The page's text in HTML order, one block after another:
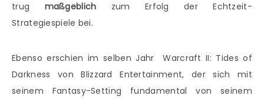
trug maßgeblich zum Erfolg der Echtzeit-
Strategiespiele bei.
Ebenso erschien im selben Jahr Warcraft II: Tides of
Darkness von Blizzard Entertainment, der sich mit
seinem Fantasy-Setting fundamental von seinem